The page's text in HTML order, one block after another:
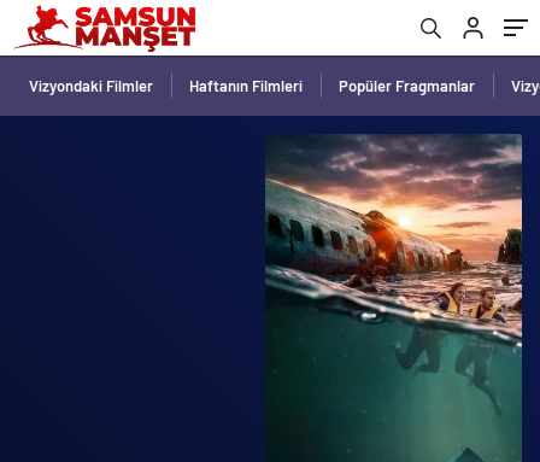
Vizyondaki Filmler Haftanın Filmleri Popüler Fragmanlar